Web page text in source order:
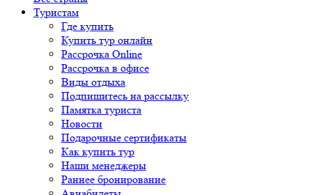
Туристам
Где купить
Купить тур онлайн
Рассрочка Online
Рассрочка в офисе
Виды отдыха
Подпишитесь на рассылку
Памятка туриста
Новости
Подарочные сертификаты
Как купить тур
Наши менеджеры
Раннее бронирование